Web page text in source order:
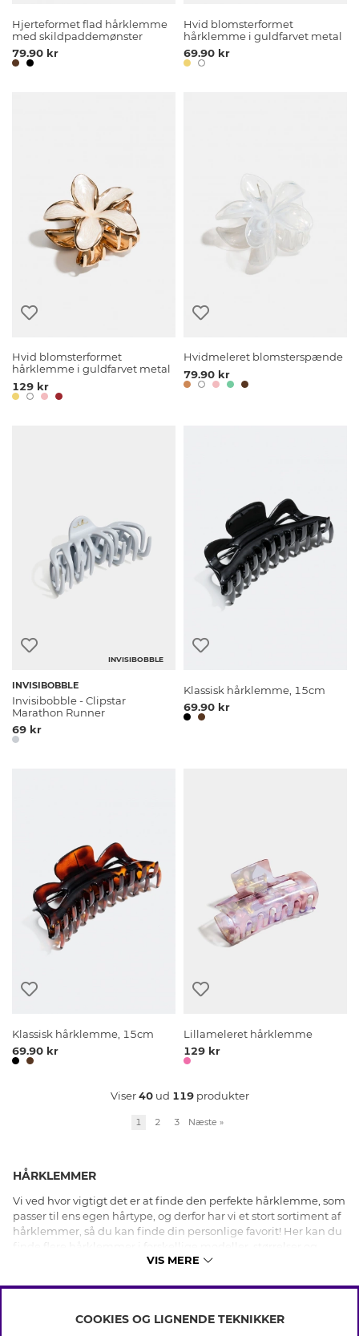
Hjerteformet flad hårklemme
med skildpaddemønster
79.90 kr
Hvid blomsterformet
hårklemme i guldfarvet metal
69.90 kr
Hvid blomsterformet
hårklemme i guldfarvet metal
129 kr
Hvidmeleret blomsterspænde
79.90 kr
INVISIBOBBLE
INVISIBOBBLE
Invisibobble - Clipstar
Marathon Runner
69 kr
Klassisk hårklemme, 15cm
69.90 kr
Klassisk hårklemme, 15cm
69.90 kr
Lillameleret hårklemme
129 kr
Viser40ud 119produkter
1 2 3 Næste »
HÅRKLEMMER
Vi ved hvor vigtigt det er at finde den perfekte hårklemme, som
passer til ens egen hårtype, og derfor har vi et stort sortiment af
hårklemmer, så du kan finde din personlige favorit! Her kan du
farver for at du nemt skal kunne finde noget som passer til dig
online efter dine ønskemål, og her kan du vælge hårklemmer i
og små efter din hårtype. Vælg frit mellem klassiske ensfarvede
VIS MERE
INFO
COOKIES OG LIGNENDE TEKNIKKER